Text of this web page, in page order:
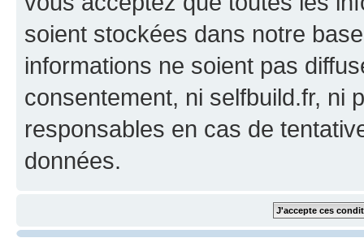
soient stockées dans notre
informations ne soient pas
consentement, ni selfbuild.fr, ni
responsables en cas de
données.